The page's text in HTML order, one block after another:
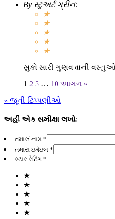
By સ્ટુઅર્ટ ગ્રીન:
★
★
★
★
★
સુકો સારી ગુણવત્તાની
1 2 3 … 10 આગળ »
« જૂની ટિપ્પણીઓ
અહીં એક સમીક્ષા લખો:
તમારું નામ *
તમારા ઇમેઇલ *
સ્ટાર રેટિંગ *
★
★
★
★
★